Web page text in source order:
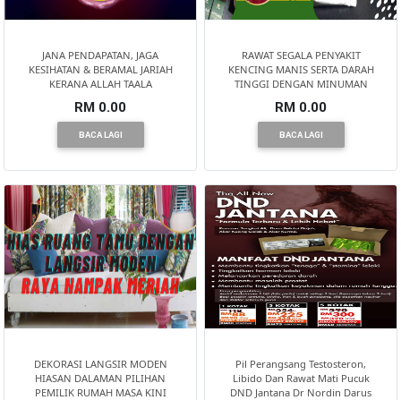
JANA PENDAPATAN, JAGA
KESIHATAN & BERAMAL JARIAH
KERANA ALLAH TAALA
RM 0.00
BACA LAGI
RAWAT SEGALA PENYAKIT
KENCING MANIS SERTA DARAH
TINGGI DENGAN MINUMAN
RM 0.00
BACA LAGI
DEKORASI LANGSIR MODEN
HIASAN DALAMAN PILIHAN
PEMILIK RUMAH MASA KINI
Pil Perangsang Testosteron,
Libido Dan Rawat Mati Pucuk
DND Jantana Dr Nordin Darus